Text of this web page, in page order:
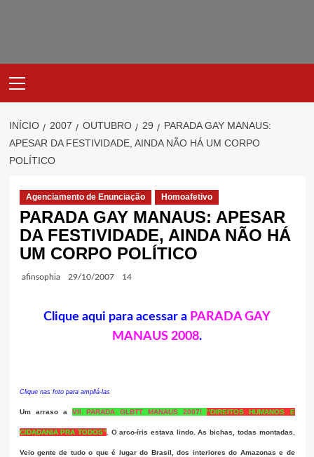
Menu
INÍCIO 2007 OUTUBRO 29
PARADA GAY MANAUS:
APESAR DA FESTIVIDADE, AINDA NÃO HÁ UM CORPO
POLÍTICO
Agenciamento de Enunciação Homoafetivo
PARADA GAY MANAUS: APESAR
DA FESTIVIDADE, AINDA NÃO HÁ
UM CORPO POLÍTICO
afinsophia 29/10/2007 14
Clique aqui para acessar a PARADA GAY
MANAUS 2008.
Clique nas foto para ampliá-las
Um arraso a VII PARADA GLBTT MANAUS 2007!“DIREITOS HUMANOS E
CIDADANIA PRA TODOS”. O arco-íris estava lindo. As bichas, todas montadas.
Veio gente de tudo o que é lugar do Brasil, dos interiores do Amazonas e de